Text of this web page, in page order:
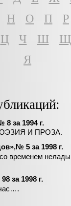
Н О П Р
Ц Ч Ш Щ
Я
за 1994 г.
И ПРОЗА.
5 за 1998 г.
временем
за 1998 г.